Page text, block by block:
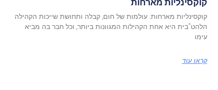
קוקסינליות מארחות: עולמות של חום, קבלה ותחושת שייכות הקהילה
הלהט"בית היא אחת הקהילות המגוונות ביותר, וכל חבר בה מביא
עימו
קראו עוד